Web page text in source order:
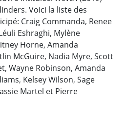
Voici la liste des
Craig Commanda, Renee
Eshraghi, Mylène
Horne, Amanda
McGuire, Nadia Myre, Scott
Wayne Robinson, Amanda
Kelsey Wilson, Sage
Martel et Pierre